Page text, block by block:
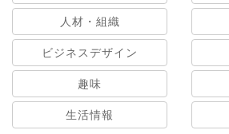
人材・組織
ビジネスデザイン
趣味
生活情報